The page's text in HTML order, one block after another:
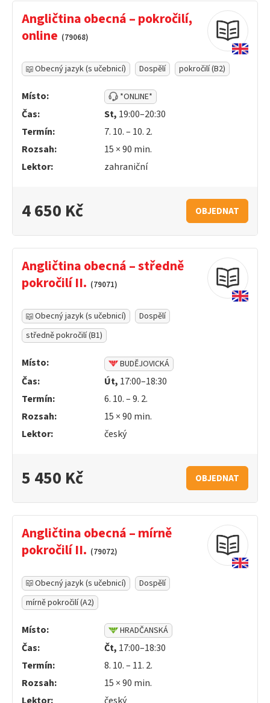
Angličtina obecná – pokročilí,
online (79068)
Obecný jazyk (s učebnicí) Dospělí pokročilí (B2)
Místo: *ONLINE*
Čas: St, 19:00–20:30
Termín:
7. 10. – 10. 2.
Rozsah:
15 ×90 min.
Lektor:
zahraniční
4 650 Kč OBJEDNAT
Angličtina obecná – středně
pokročilí II. (79071)
Obecný jazyk (s učebnicí)
Dospělí
středně pokročilí (B1)
Místo: BUDĚJOVICKÁ
Čas: Út, 17:00–18:30
Termín:
6. 10. – 9. 2.
Rozsah:
15 ×90 min.
Lektor:
český
5 450 Kč OBJEDNAT
Angličtina obecná – mírně
pokročilí II. (79072)
Obecný jazyk (s učebnicí)
Dospělí
mírně pokročilí (A2)
Místo: HRADČANSKÁ
Čas: Čt, 17:00–18:30
Termín:
8. 10. – 11. 2.
Rozsah:
15 ×90 min.